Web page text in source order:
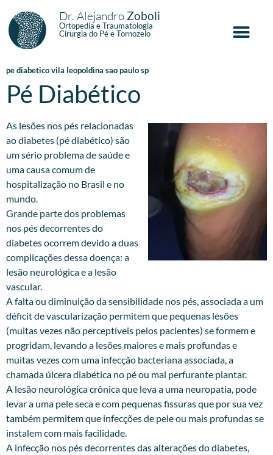
Dr. Alejandro Zoboli
Ortopedia e Traumatologia
Cirurgia do Pé e Tornozelo
pe diabetico vila leopoldina sao paulo sp
Pé Diabético
As lesões nos pés relacionadas
ao diabetes (pé diabético) são
um sério problema de saúde e
uma causa comum de
hospitalização no Brasil e no
mundo.
Grande parte dos problemas
nos pés decorrentes do
diabetes ocorrem devido a duas
complicações dessa doença: a
lesão neurológica e a lesão
vascular.
A falta ou diminuição da sensibilidade nos pés, associada a um
déficit de vascularização permitem que pequenas lesões
(muitas vezes não perceptíveis pelos pacientes) se formem e
progridam, levando a lesões maiores e mais profundas e
muitas vezes com uma infecção bacteriana associada, a
chamada úlcera diabética no pé ou mal perfurante plantar.
A lesão neurológica crônica que leva a uma neuropatia, pode
levar a uma pele seca e com pequenas fissuras que por sua vez
também permitem que infecções de pele ou mais profundas se
instalem com mais facilidade.
A infecção nos pés decorrentes das alterações do diabetes,